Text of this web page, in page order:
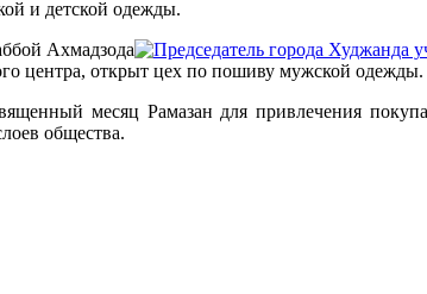
и детской одежды.
Ахмадзода
центра, открыт цех по пошиву мужской одежды.
месяц Рамазан для привлечения
общества.